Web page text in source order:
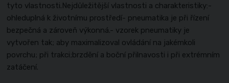
tyto vlastnosti.Nejdůležitější vlastnosti a charakteristiky:-
ohleduplná k životnímu prostředí- pneumatika je při řízení
bezpečná a zároveň výkonná.- vzorek pneumatiky je
vytvořen tak; aby maximalizoval ovládání na jakémkoli
povrchu; při trakci;brzdění a boční přilnavosti i při extrémním
zatáčení.